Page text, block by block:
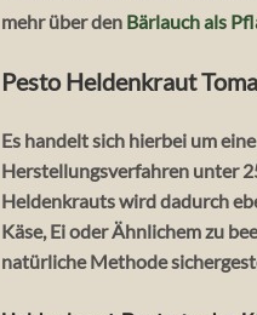
mehr über den Bärlauch als
Pesto Heldenkraut
Es handelt sich hierbei um
Herstellungsverfahren unter
Heldenkrauts wird dadurch
Käse, Ei oder Ähnlichem zu
natürliche Methode